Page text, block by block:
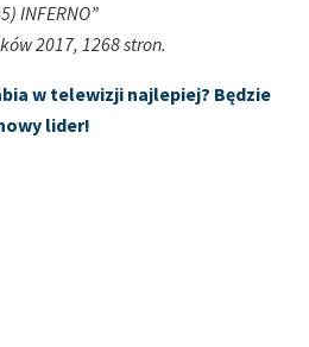
INFERNO”
2017, 1268 stron.
w telewizji najlepiej? Będzie
lider!